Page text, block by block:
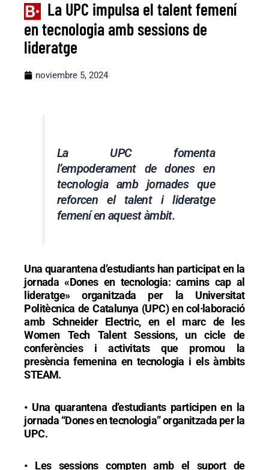
La UPC impulsa el talent femení
en tecnologia amb sessions de
lideratge
noviembre 5, 2024
La UPC fomenta
l’empoderament de dones en
tecnologia amb jornades que
reforcen el talent i lideratge
femení en aquest àmbit.
Una quarantena d’estudiants han participat en la
jornada «Dones en tecnologia: camins cap al
lideratge» organitzada per la Universitat
Politècnica de Catalunya (UPC) en col·laboració
amb Schneider Electric, en el marc de les
Women Tech Talent Sessions, un cicle de
conferències i activitats que promou la
presència femenina en tecnologia i els àmbits
STEAM.
• Una quarantena d’estudiants participen en la
jornada “Dones en tecnologia” organitzada per la
UPC.
• Les sessions compten amb el suport de